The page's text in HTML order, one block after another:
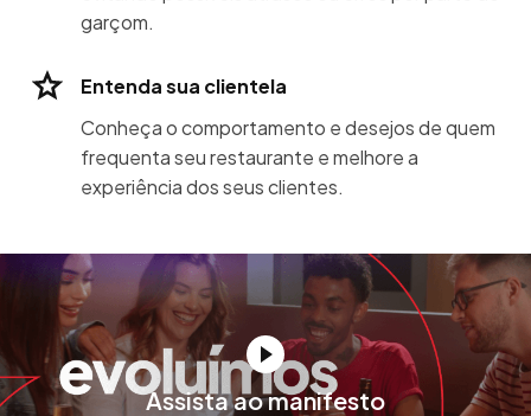
garçom.
Entenda sua clientela
Conheça o comportamento e desejos de quem
frequenta seu restaurante e melhore a
experiência dos seus clientes.
Assista ao manifesto